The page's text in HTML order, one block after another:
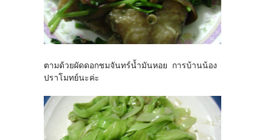
ตามด้วยผัดดอกชมจันทร์น้ำมันหอย การบ้านน้อง
ปราโมทย์นะค่ะ